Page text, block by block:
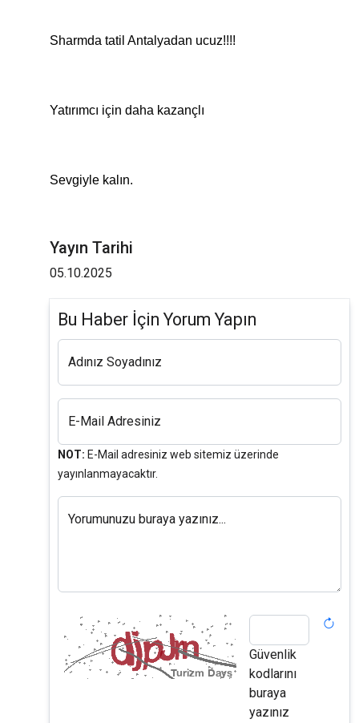
Sharmda tatil Antalyadan ucuz!!!!
Yatırımcı için daha kazançlı
Sevgiyle kalın.
Yayın Tarihi
05.10.2025
Bu Haber İçin Yorum Yapın
Adınız Soyadınız
E-Mail Adresiniz
NOT: E-Mail adresiniz web sitemiz üzerinde
yayınlanmayacaktır.
Yorumunuzu buraya yazınız...
Güvenlik
kodlarını
buraya
yazınız